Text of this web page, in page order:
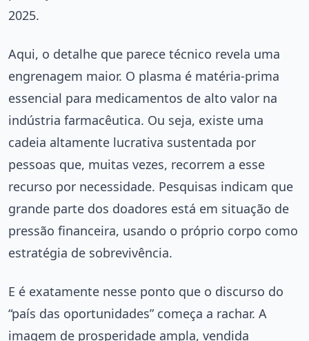
2025.
Aqui, o detalhe que parece técnico revela uma
engrenagem maior. O plasma é matéria-prima
essencial para medicamentos de alto valor na
indústria farmacêutica. Ou seja, existe uma
cadeia altamente lucrativa sustentada por
pessoas que, muitas vezes, recorrem a esse
recurso por necessidade. Pesquisas indicam que
grande parte dos doadores está em situação de
pressão financeira, usando o próprio corpo como
estratégia de sobrevivência.
E é exatamente nesse ponto que o discurso do
“país das oportunidades” começa a rachar. A
imagem de prosperidade ampla, vendida